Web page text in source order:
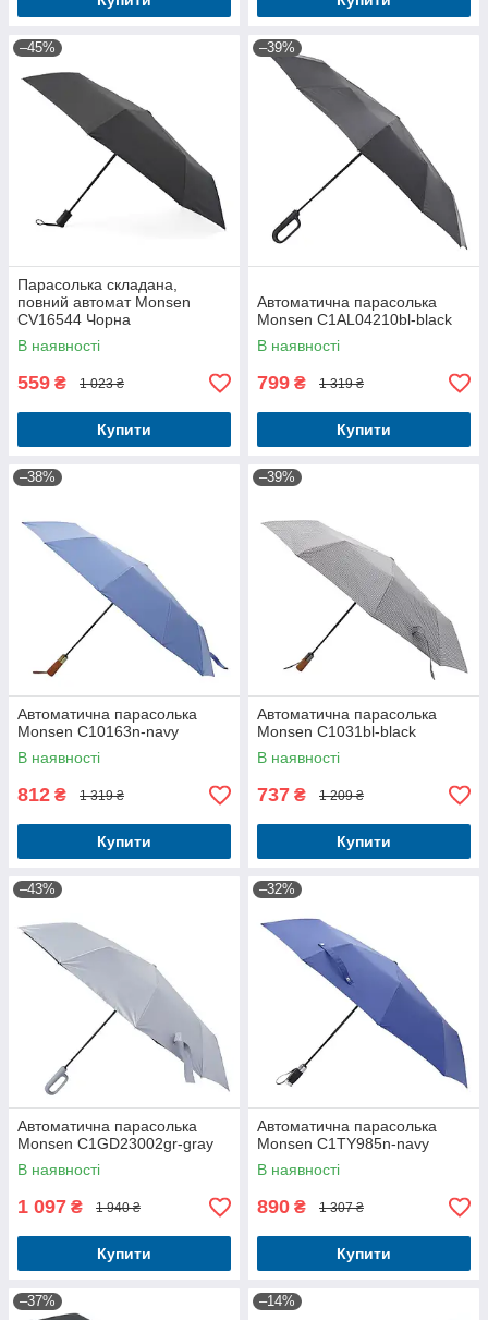
–45%
Парасолька складана,
повний автомат Monsen
CV16544 Чорна
В наявності
559 ₴ 1 023 ₴
Купити
–39%
Автоматична парасолька
Monsen C1AL04210bl-black
В наявності
799 ₴ 1 319 ₴
Купити
–38%
Автоматична парасолька
Monsen C10163n-navy
В наявності
812 ₴ 1 319 ₴
Купити
–39%
Автоматична парасолька
Monsen C1031bl-black
В наявності
737 ₴ 1 209 ₴
Купити
–43%
Автоматична парасолька
Monsen C1GD23002gr-gray
В наявності
1 097 ₴ 1 940 ₴
Купити
–32%
Автоматична парасолька
Monsen C1TY985n-navy
В наявності
890 ₴ 1 307 ₴
Купити
–37% –14%